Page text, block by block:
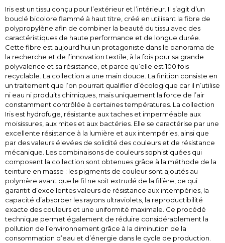
Iris est un tissu conçu pour l’extérieur et l’intérieur. Il s’agit d’un
bouclé bicolore flammé à haut titre, créé en utilisant la fibre de
polypropylène afin de combiner la beauté du tissu avec des
caractéristiques de haute performance et de longue durée.
Cette fibre est aujourd’hui un protagoniste dans le panorama de
la recherche et de l’innovation textile, à la fois pour sa grande
polyvalence et sa résistance, et parce qu’elle est 100 fois
recyclable. La collection a une main douce. La finition consiste en
un traitement que l’on pourrait qualifier d’écologique car il n’utilise
ni eau ni produits chimiques, mais uniquement la force de l’air
constamment contrôlée à certaines températures. La collection
Iris est hydrofuge, résistante aux taches et imperméable aux
moisissures, aux mites et aux bactéries. Elle se caractérise par une
excellente résistance à la lumière et aux intempéries, ainsi que
par des valeurs élevées de solidité des couleurs et de résistance
mécanique. Les combinaisons de couleurs sophistiquées qui
composent la collection sont obtenues grâce à la méthode de la
teinture en masse : les pigments de couleur sont ajoutés au
polymère avant que le fil ne soit extrudé de la filière, ce qui
garantit d’excellentes valeurs de résistance aux intempéries, la
capacité d’absorber les rayons ultraviolets, la reproductibilité
exacte des couleurs et une uniformité maximale. Ce procédé
technique permet également de réduire considérablement la
pollution de l’environnement grâce à la diminution de la
consommation d’eau et d’énergie dans le cycle de production.